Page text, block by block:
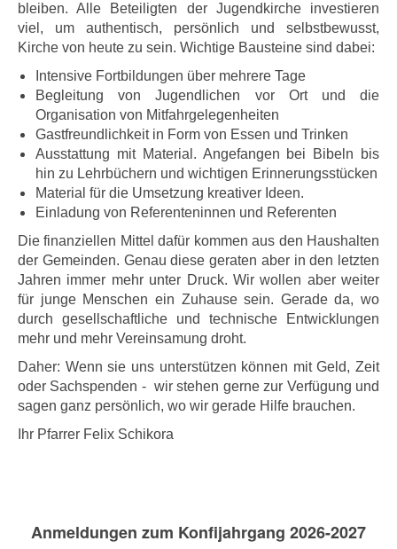
bleiben. Alle Beteiligten der Jugendkirche investieren
viel, um authentisch, persönlich und selbstbewusst,
Kirche von heute zu sein. Wichtige Bausteine sind dabei:
Intensive Fortbildungen über mehrere Tage
Begleitung von Jugendlichen vor Ort und die
Organisation von Mitfahrgelegenheiten
Gastfreundlichkeit in Form von Essen und Trinken
Ausstattung mit Material. Angefangen bei Bibeln bis
hin zu Lehrbüchern und wichtigen Erinnerungsstücken
Material für die Umsetzung kreativer Ideen.
Einladung von Referenteninnen und Referenten
Die finanziellen Mittel dafür kommen aus den Haushalten
der Gemeinden. Genau diese geraten aber in den letzten
Jahren immer mehr unter Druck. Wir wollen aber weiter
für junge Menschen ein Zuhause sein. Gerade da, wo
durch gesellschaftliche und technische Entwicklungen
mehr und mehr Vereinsamung droht.
Daher: Wenn sie uns unterstützen können mit Geld, Zeit
oder Sachspenden - wir stehen gerne zur Verfügung und
sagen ganz persönlich, wo wir gerade Hilfe brauchen.
Ihr Pfarrer Felix Schikora
Anmeldungen zum Konfijahrgang 2026-2027